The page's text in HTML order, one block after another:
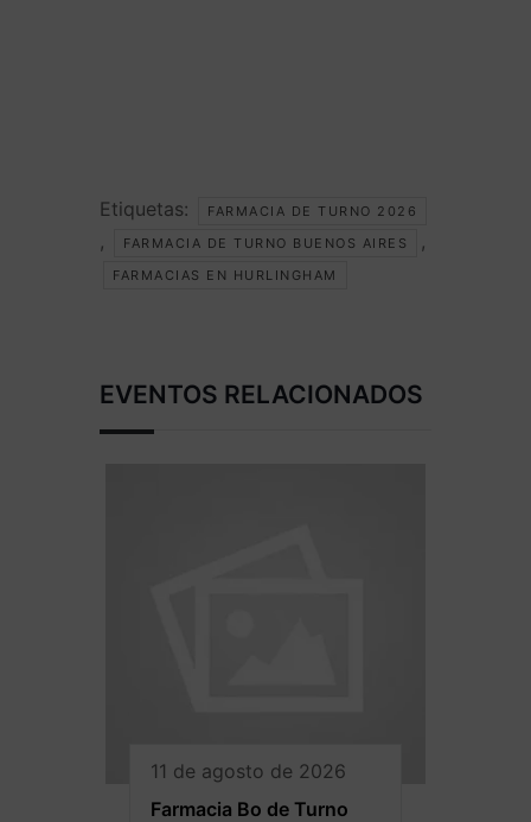
Etiquetas: FARMACIA DE TURNO 2026
, FARMACIA DE TURNO BUENOS AIRES ,
FARMACIAS EN HURLINGHAM
EVENTOS RELACIONADOS
11 de agosto de 2026
Farmacia Bo de Turno